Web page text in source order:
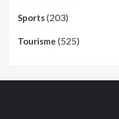
Sports(203)
Tourisme (525)